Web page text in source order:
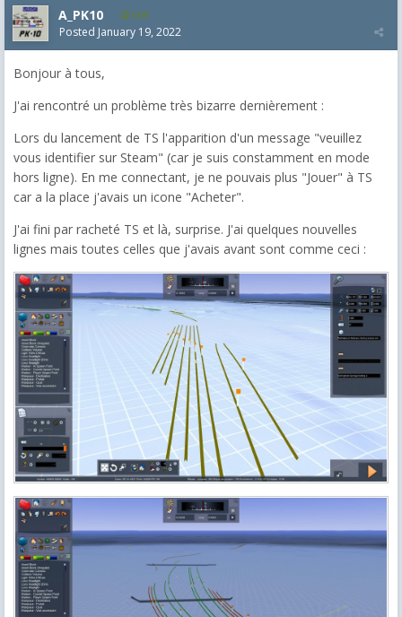
A_PK10 509
Posted January 19, 2022
Bonjour à tous,
J'ai rencontré un problème très bizarre dernièrement :
Lors du lancement de TS l'apparition d'un message "veuillez
vous identifier sur Steam" (car je suis constamment en mode
hors ligne). En me connectant, je ne pouvais plus "Jouer" à TS
car a la place j'avais un icone "Acheter".
J'ai fini par racheté TS et là, surprise. J'ai quelques nouvelles
lignes mais toutes celles que j'avais avant sont comme ceci :